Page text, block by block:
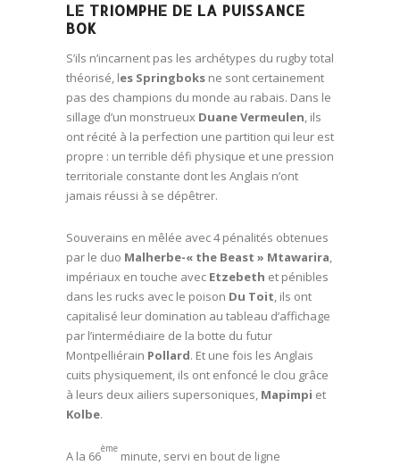
LE TRIOMPHE DE LA PUISSANCE
BOK
S’ils n’incarnent pas les archétypes du rugby total
théorisé, les Springboks ne sont certainement
pas des champions du monde au rabais. Dans le
sillage d’un monstrueux Duane Vermeulen, ils
ont récité à la perfection une partition qui leur est
propre : un terrible défi physique et une pression
territoriale constante dont les Anglais n’ont
jamais réussi à se dépêtrer.
Souverains en mêlée avec 4 pénalités obtenues
par le duo Malherbe-« the Beast » Mtawarira,
impériaux en touche avec Etzebeth et pénibles
dans les rucks avec le poison Du Toit, ils ont
capitalisé leur domination au tableau d’affichage
par l’intermédiaire de la botte du futur
Montpelliérain Pollard. Et une fois les Anglais
cuits physiquement, ils ont enfoncé le clou grâce
à leurs deux ailiers supersoniques, Mapimpi et
Kolbe.
A la 66
ème
minute, servi en bout de ligne